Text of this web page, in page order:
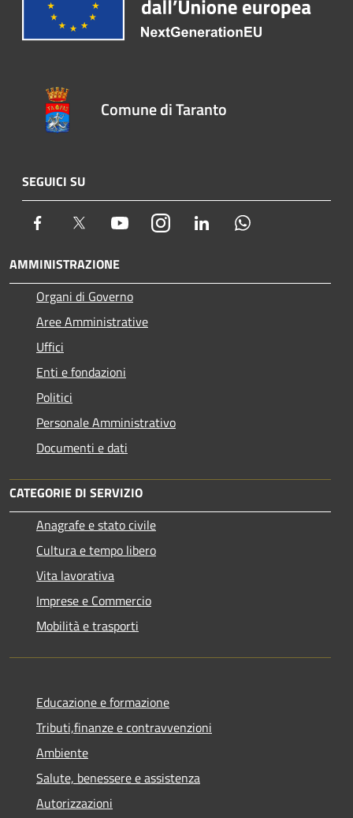
Comune di Taranto
SEGUICI SU
Facebook Twitter YoutubeInstagram LinkedIn
AMMINISTRAZIONE
Organi di Governo
Aree Amministrative
Uffici
Enti e fondazioni
Politici
Personale Amministrativo
Documenti e dati
CATEGORIE DI SERVIZIO
Anagrafe e stato civile
Cultura e tempo libero
Vita lavorativa
Imprese e Commercio
Mobilità e trasporti
Educazione e formazione
Tributi,finanze e contravvenzioni
Ambiente
Salute, benessere e assistenza
Autorizzazioni